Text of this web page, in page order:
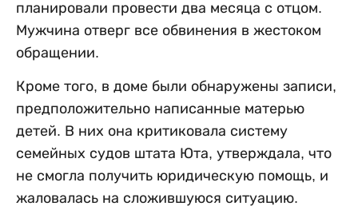
планировали провести два месяца с отцом.
Мужчина отверг все обвинения в жестоком
обращении.
Кроме того, в доме были обнаружены записи,
предположительно написанные матерью
детей. В них она критиковала систему
семейных судов штата Юта, утверждала, что
не смогла получить юридическую помощь, и
жаловалась на сложившуюся ситуацию.